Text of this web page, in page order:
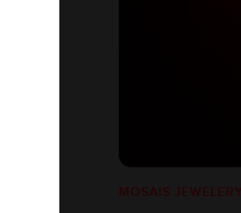
MOSAIS JEWELERY